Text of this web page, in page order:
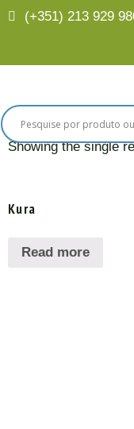
(+351) 213 929
Míldio
Showing the single
Kura
Read more